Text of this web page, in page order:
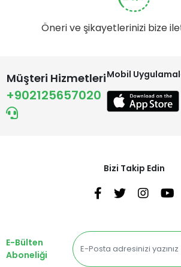
Öneri ve şikayetlerinizi bize
Müşteri Hizmetleri
+902125657020
Mobil
Bizi Takip Edin
E-Bülten
Aboneliği